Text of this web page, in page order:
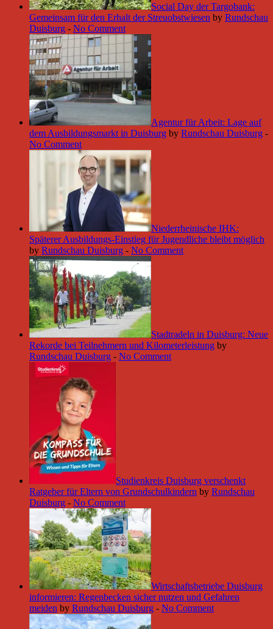
Social Day der Targobank:
Gemeinsam für den Erhalt der Streuobstwiesen by Rundschau
Duisburg - No Comment
Agentur für Arbeit: Lage auf
dem Ausbildungsmarkt in Duisburg by Rundschau Duisburg -
No Comment
Niederrheinische IHK:
Späterer Ausbildungs-Einstieg für Jugendliche bleibt möglich
by Rundschau Duisburg - No Comment
Stadtradeln in Duisburg: Neue
Rekorde bei Teilnehmern und Kilometerleistung by
Rundschau Duisburg - No Comment
Studienkreis Duisburg verschenkt
Ratgeber für Eltern von Grundschulkindern by Rundschau
Duisburg - No Comment
Wirtschaftsbetriebe Duisburg
informieren: Regenbecken sicher nutzen und Gefahren
meiden by Rundschau Duisburg - No Comment